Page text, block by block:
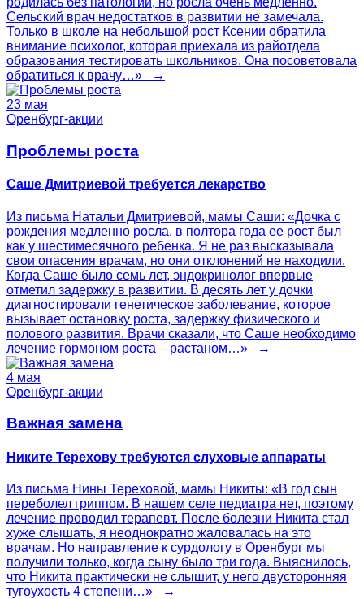
Сельский врач недостатков в развитии не замечала.
Только в школе на небольшой рост Ксении обратила
внимание психолог, которая приехала из райотдела
образования тестировать школьников. Она посоветовала
обратиться к врачу…» →
23 мая
Оренбург-акции
Проблемы роста
Саше Дмитриевой требуется лекарство
Из письма Натальи Дмитриевой, мамы Саши: «Дочка с
рождения медленно росла, в полтора года ее рост был
как у шестимесячного ребенка. Я не раз высказывала
свои опасения врачам, но они отклонений не находили.
Когда Саше было семь лет, эндокринолог впервые
отметил задержку в развитии. В десять лет у дочки
диагностировали генетическое заболевание, которое
вызывает остановку роста, задержку физического и
полового развития. Врачи сказали, что Саше необходимо
лечение гормоном роста – растаном…» →
4 мая
Оренбург-акции
Важная замена
Никите Терехову требуются слуховые аппараты
Из письма Нины Тереховой, мамы Никиты: «В год сын
переболел гриппом. В нашем селе педиатра нет, поэтому
лечение проводил терапевт. После болезни Никита стал
хуже слышать, я неоднократно жаловалась на это
врачам. Но направление к сурдологу в Оренбург мы
получили только, когда сыну было три года. Выяснилось,
что Никита практически не слышит, у него двусторонняя
тугоухость 4 степени…» →